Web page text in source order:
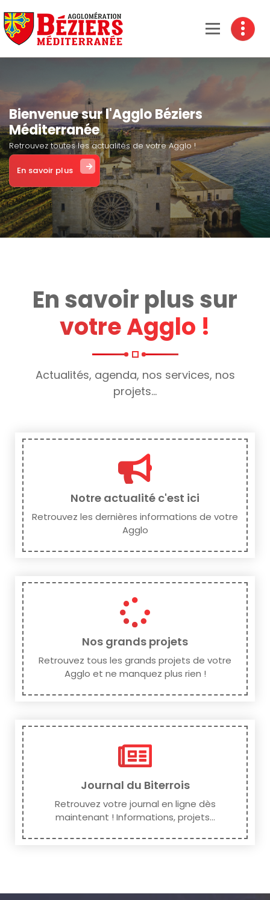
Bienvenue sur l'Agglo Béziers
Méditerranée
Retrouvez toutes les actualités de votre Agglo !
En savoir plus
En savoir plus sur
votre Agglo !
Actualités, agenda, nos services, nos
projets...
Notre actualité c'est ici
Retrouvez les dernières informations de votre
Agglo
Nos grands projets
Retrouvez tous les grands projets de votre
Agglo et ne manquez plus rien !
Journal du Biterrois
Retrouvez votre journal en ligne dès
maintenant ! Informations, projets...